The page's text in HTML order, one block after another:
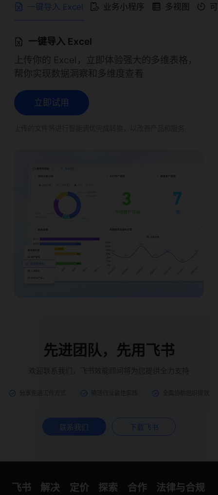
一键导入 Excel 业务小程序 多视图
一键导入 Excel
上传你的 Excel，立即体验强大的多维表格，
帮你实现数据洞察和多维度查看
立即试用
先进团队，先用飞书
联系我们 下载飞书
飞书
解决
定价
探索
合作
法律与合规